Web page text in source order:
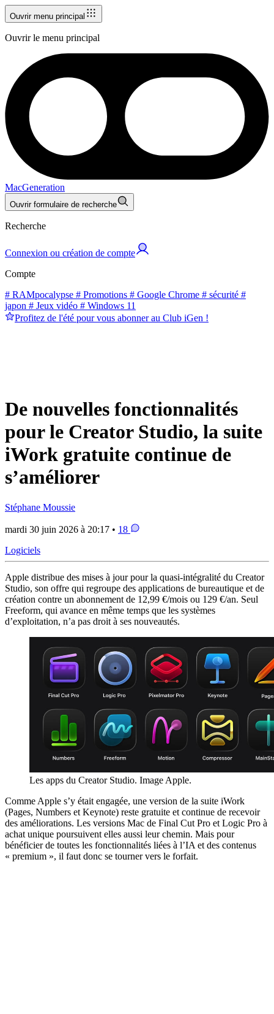
Ouvrir menu principal
Ouvrir le menu principal
MacGeneration
Ouvrir formulaire de recherche
Recherche
Connexion ou création de compte
Compte
# RAMpocalypse # Promotions # Google Chrome # sécurité #
japon # Jeux vidéo # Windows 11
Profitez de l'été pour vous abonner au Club iGen !
De nouvelles fonctionnalités
pour le Creator Studio, la suite
iWork gratuite continue de
s’améliorer
Stéphane Moussie
mardi 30 juin 2026 à 20:17 • 18
Logiciels
Apple distribue des mises à jour pour la quasi-intégralité du Creator
Studio, son offre qui regroupe des applications de bureautique et de
création contre un abonnement de 12,99 €/mois ou 129 €/an. Seul
Freeform, qui avance en même temps que les systèmes
d’exploitation, n’a pas droit à ses nouveautés.
Les apps du Creator Studio. Image Apple.
Comme Apple s’y était engagée, une version de la suite iWork
(Pages, Numbers et Keynote) reste gratuite et continue de recevoir
des améliorations. Les versions Mac de Final Cut Pro et Logic Pro à
achat unique poursuivent elles aussi leur chemin. Mais pour
bénéficier de toutes les fonctionnalités liées à l’IA et des contenus
« premium », il faut donc se tourner vers le forfait.